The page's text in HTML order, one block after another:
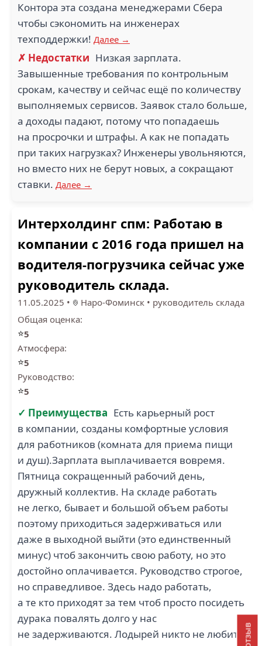
Контора эта создана менеджерами Сбера
чтобы сэкономить на инженерах
техподдержки! Далее →
✗ Недостатки Низкая зарплата.
Завышенные требования по контрольным
срокам, качеству и сейчас ещё по количеству
выполняемых сервисов. Заявок стало больше,
а доходы падают, потому что попадаешь
на просрочки и штрафы. А как не попадать
при таких нагрузках? Инженеры увольняются,
но вместо них не берут новых, а сокращают
ставки. Далее →
Интерхолдинг спм: Работаю в
компании с 2016 года пришел на
водителя-погрузчика сейчас уже
руководитель склада.
11.05.2025 • Наро-Фоминск • руководитель склада
Общая оценка:
⭐5
Атмосфера:
⭐5
Руководство:
⭐5
✓ Преимущества Есть карьерный рост
в компании, созданы комфортные условия
для работников (комната для приема пищи
и душ).Зарплата выплачивается вовремя.
Пятница сокращенный рабочий день,
дружный коллектив. На складе работать
не легко, бывает и большой объем работы
поэтому приходиться задерживаться или
даже в выходной выйти (это единственный
минус) чтоб закончить свою работу, но это
достойно оплачивается. Руководство строгое,
но справедливое. Здесь надо работать,
а те кто приходят за тем чтоб просто посидеть
дурака повалять долго у нас
не задерживаются. Лодырей никто не любит.